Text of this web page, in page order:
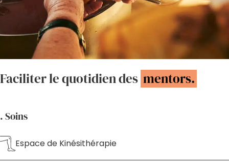
Faciliter le quotidien des mentors.
. Soins
Espace de Kinésithérapie